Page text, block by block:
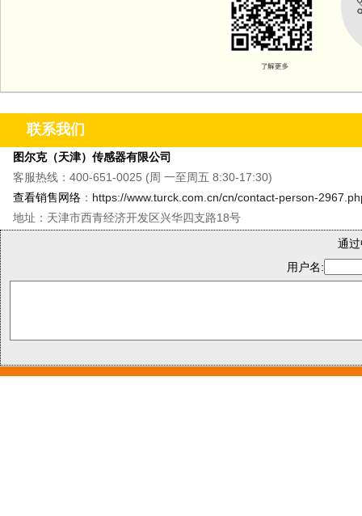
联系我们
图尔克（天津）传感器有限公司
客服热线：400-651-0025 (周 一至周五 8:30-17:30)
查看销售网络 ： https://www.turck.com.cn/cn/contact-person-
地址：天津市西青经济开发区兴华四支路18号
通
用户名: